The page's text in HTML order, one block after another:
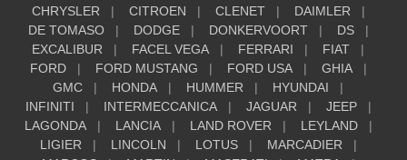
CHRYSLER
CITROEN CLENET
DAIMLER
DE TOMASO
DODGE DONKERVOORT
DS
EXCALIBUR
FACEL VEGA FERRARI
FIAT
FORD
FORD MUSTANG FORD USA
GHIA
GMC
HONDA HUMMER
HYUNDAI
INFINITI
INTERMECCANICA JAGUAR
JEEP
LAGONDA
LANCIA LAND ROVER
LEYLAND
LIGIER
LINCOLN LOTUS
MARCADIER